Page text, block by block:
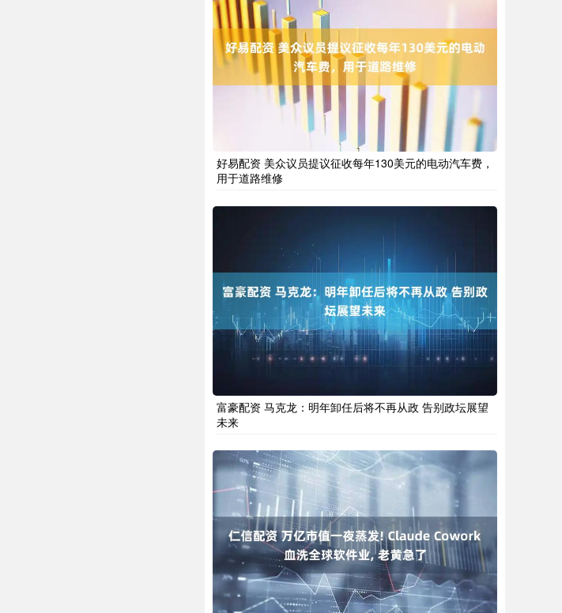
好易配资 美众议员提议征收每年130美元的电动汽车费，
用于道路维修
富豪配资 马克龙：明年卸任后将不再从政 告别政坛展望
未来